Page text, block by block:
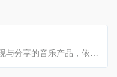
网易云音乐是一款专注于发现与分享的音乐产品，依托专业音乐人、DJ、好友推荐及社交功能，为用户打造全新的音乐生活。